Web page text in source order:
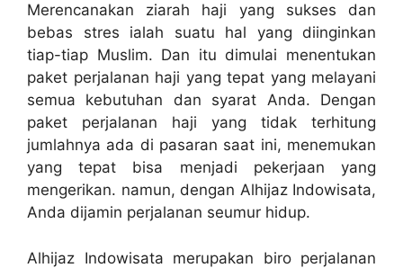
Merencanakan ziarah haji yang sukses dan
bebas stres ialah suatu hal yang diinginkan
tiap-tiap Muslim. Dan itu dimulai menentukan
paket perjalanan haji yang tepat yang melayani
semua kebutuhan dan syarat Anda. Dengan
paket perjalanan haji yang tidak terhitung
jumlahnya ada di pasaran saat ini, menemukan
yang tepat bisa menjadi pekerjaan yang
mengerikan. namun, dengan Alhijaz Indowisata,
Anda dijamin perjalanan seumur hidup.
Alhijaz Indowisata merupakan biro perjalanan